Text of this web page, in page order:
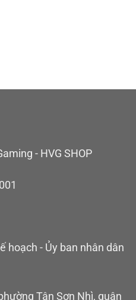
- HVG SHOP
hoạch - Ủy ban nhân dân
Tân Sơn Nhì, quận